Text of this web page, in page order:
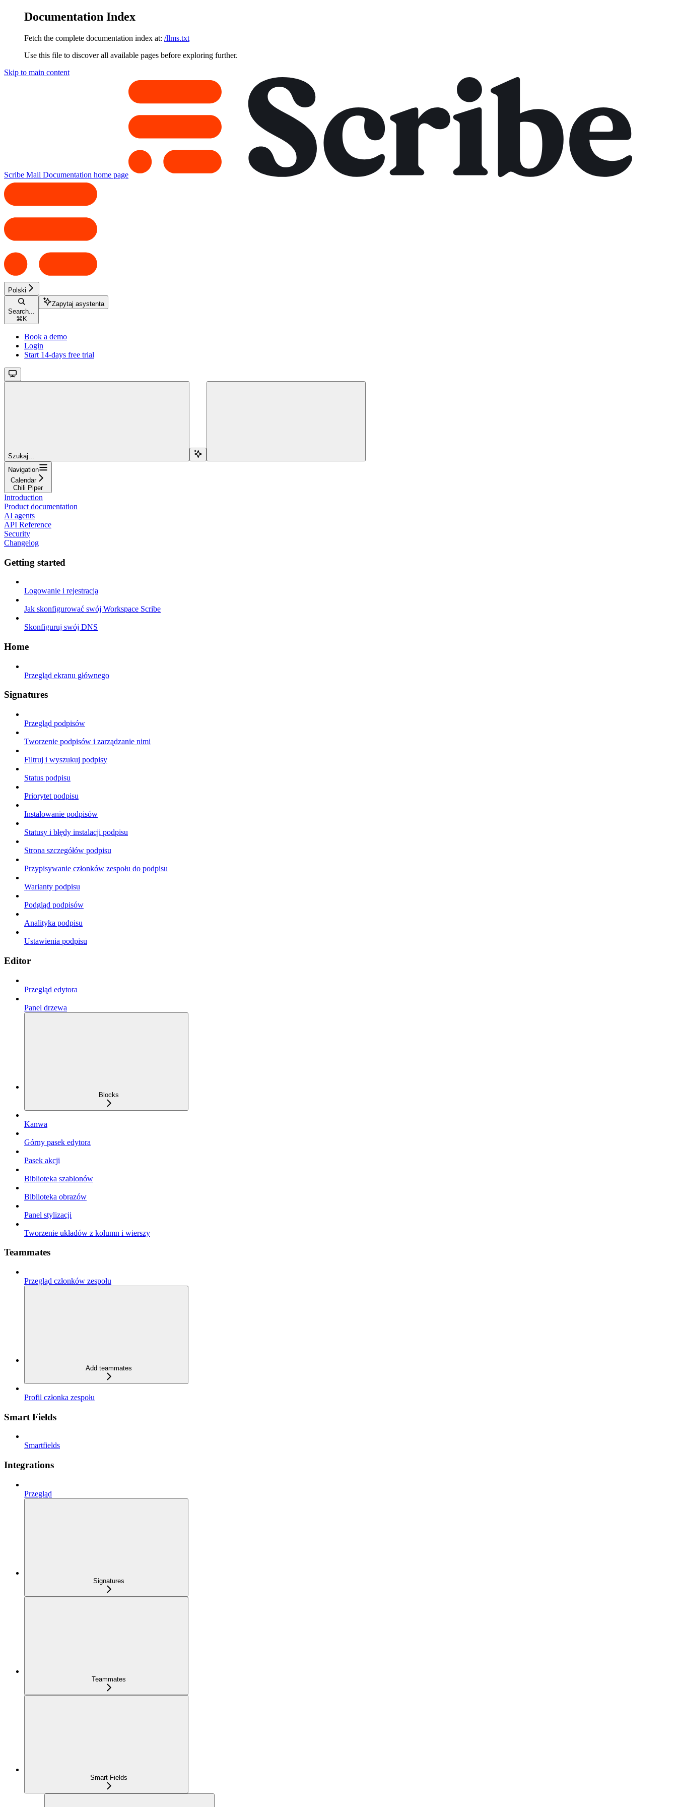
Documentation Index
Fetch the complete documentation index at: /llms.txt
Use this file to discover all available pages before exploring further.
Skip to main content
Scribe Mail Documentation home page
Polski
Search...
⌘ K
Zapytaj asystenta
Book a demo
Login
Start 14-days free trial
Szukaj...
Navigation
Calendar
Chili Piper
Introduction
Product documentation
AI agents
API Reference
Security
Changelog
Getting started
Logowanie i rejestracja
Jak skonfigurować swój Workspace Scribe
Skonfiguruj swój DNS
Home
Przegląd ekranu głównego
Signatures
Przegląd podpisów
Tworzenie podpisów i zarządzanie nimi
Filtruj i wyszukuj podpisy
Status podpisu
Priorytet podpisu
Instalowanie podpisów
Statusy i błędy instalacji podpisu
Strona szczegółów podpisu
Przypisywanie członków zespołu do podpisu
Warianty podpisu
Podgląd podpisów
Analityka podpisu
Ustawienia podpisu
Editor
Przegląd edytora
Panel drzewa
Blocks
Kanwa
Górny pasek edytora
Pasek akcji
Biblioteka szablonów
Biblioteka obrazów
Panel stylizacji
Tworzenie układów z kolumn i wierszy
Teammates
Przegląd członków zespołu
Add teammates
Profil członka zespołu
Smart Fields
Smartfields
Integrations
Przegląd
Signatures
Teammates
Smart Fields